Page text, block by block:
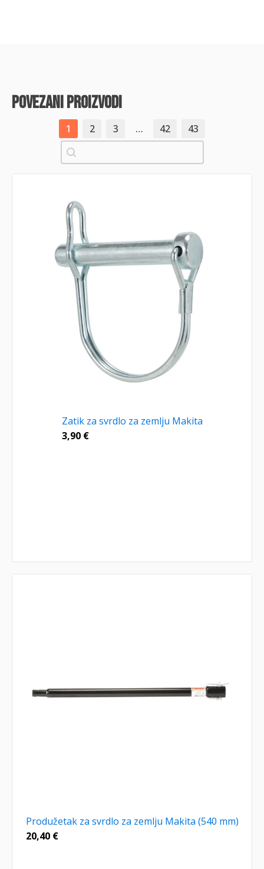
povezani proizvodi
1 2 3 … 42
43
Pretraži
Zatik za svrdlo za zemlju Makita
3,90 €
Produžetak za svrdlo za zemlju Makita (540 mm)
20,40 €